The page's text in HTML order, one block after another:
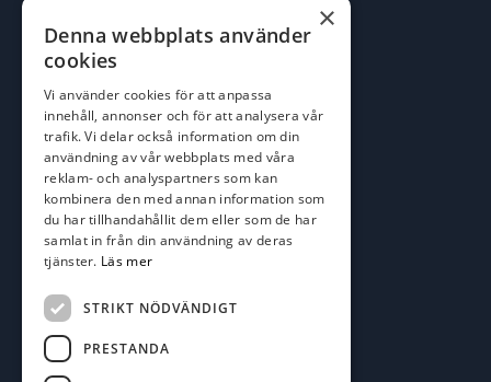
E-post:
johan@batofiske.se
kim@batofiske.se
Adress
Karlskrona Båt & Fiske AB
Lallerstedts gata 4
371 54 Karlskrona
Följ oss
Facebook
×
Denna webbplats använder
cookies
Vi använder cookies för att anpassa
innehåll, annonser och för att analysera vår
trafik. Vi delar också information om din
användning av vår webbplats med våra
reklam- och analyspartners som kan
kombinera den med annan information som
du har tillhandahållit dem eller som de har
samlat in från din användning av deras
tjänster. Läs mer
STRIKT NÖDVÄNDIGT
PRESTANDA